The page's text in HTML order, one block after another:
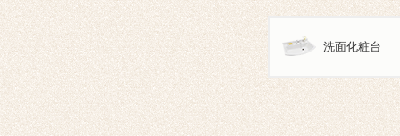
洗面化粧台